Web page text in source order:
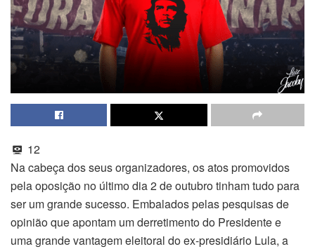
12
Na cabeça dos seus organizadores, os atos promovidos
pela oposição no último dia 2 de outubro tinham tudo para
ser um grande sucesso. Embalados pelas pesquisas de
opinião que apontam um derretimento do Presidente e
uma grande vantagem eleitoral do ex-presidiário Lula, a